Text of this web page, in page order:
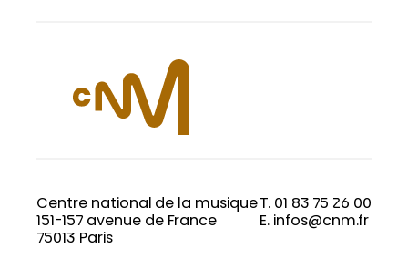
Centre national de la musique
151-157 avenue de France
75013 Paris
T. 01 83 75 26 00
E. infos@cnm.fr